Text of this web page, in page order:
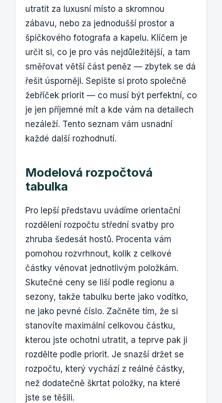
utratit za luxusní místo a skromnou
zábavu, nebo za jednodušší prostor a
špičkového fotografa a kapelu. Klíčem je
určit si, co je pro vás nejdůležitější, a tam
směřovat větší část peněz — zbytek se dá
řešit úsporněji. Sepište si proto společně
žebříček priorit — co musí být perfektní, co
je jen příjemné mít a kde vám na detailech
nezáleží. Tento seznam vám usnadní
každé další rozhodnutí.
Modelová rozpočtová
tabulka
Pro lepší představu uvádíme orientační
rozdělení rozpočtu střední svatby pro
zhruba šedesát hostů. Procenta vám
pomohou rozvrhnout, kolik z celkové
částky věnovat jednotlivým položkám.
Skutečné ceny se liší podle regionu a
sezony, takže tabulku berte jako vodítko,
ne jako pevné číslo. Začněte tím, že si
stanovíte maximální celkovou částku,
kterou jste ochotni utratit, a teprve pak ji
rozdělte podle priorit. Je snazší držet se
rozpočtu, který vychází z reálné částky,
než dodatečně škrtat položky, na které
jste se těšili.